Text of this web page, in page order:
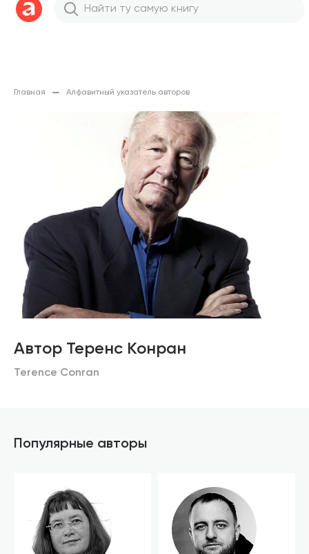
Главная Алфавитный указатель авторов
Автор Теренс Конран
Terence Conran
Популярные авторы